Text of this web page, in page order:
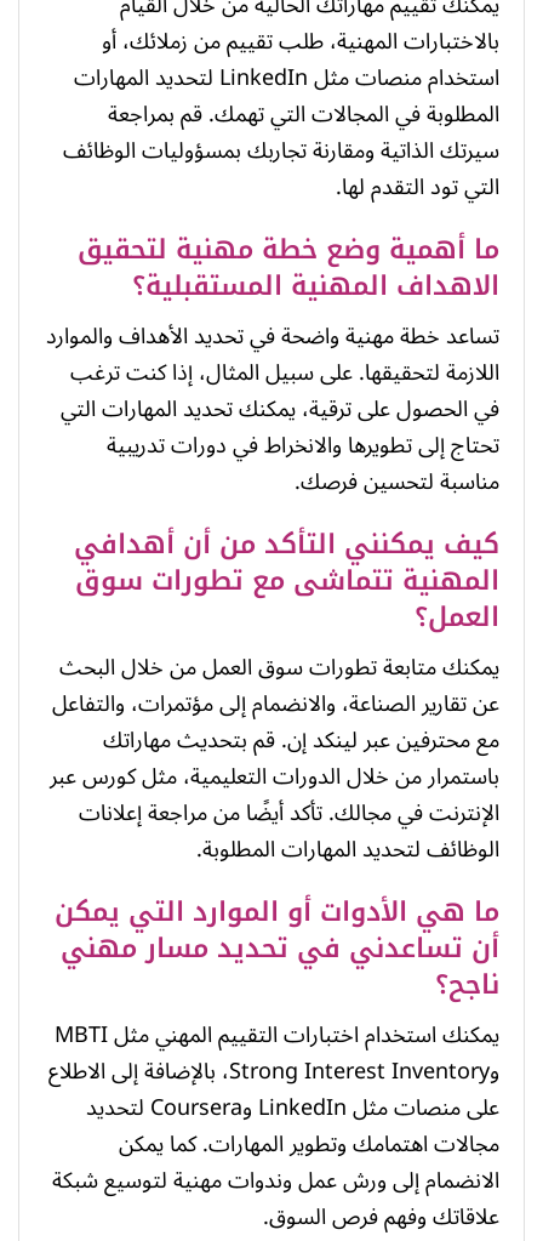
بالاختبارات المهنية، طلب تقييم من زملائك، أو
استخدام منصات مثل LinkedIn لتحديد المهارات
المطلوبة في المجالات التي تهمك. قم بمراجعة
سيرتك الذاتية ومقارنة تجاربك بمسؤوليات الوظائف
التي تود التقدم لها.
ما أهمية وضع خطة مهنية لتحقيق
الاهداف المهنية المستقبلية؟
تساعد خطة مهنية واضحة في تحديد الأهداف والموارد
اللازمة لتحقيقها. على سبيل المثال، إذا كنت ترغب
في الحصول على ترقية، يمكنك تحديد المهارات التي
تحتاج إلى تطويرها والانخراط في دورات تدريبية
مناسبة لتحسين فرصك.
كيف يمكنني التأكد من أن أهدافي
المهنية تتماشى مع تطورات سوق
العمل؟
يمكنك متابعة تطورات سوق العمل من خلال البحث
عن تقارير الصناعة، والانضمام إلى مؤتمرات، والتفاعل
مع محترفين عبر لينكد إن. قم بتحديث مهاراتك
باستمرار من خلال الدورات التعليمية، مثل كورس عبر
الإنترنت في مجالك. تأكد أيضًا من مراجعة إعلانات
الوظائف لتحديد المهارات المطلوبة.
ما هي الأدوات أو الموارد التي يمكن
أن تساعدني في تحديد مسار مهني
ناجح؟
يمكنك استخدام اختبارات التقييم المهني مثل MBTI
وStrong Interest Inventory، بالإضافة إلى الاطلاع
على منصات مثل LinkedIn وCoursera لتحديد
مجالات اهتمامك وتطوير المهارات. كما يمكن
الانضمام إلى ورش عمل وندوات مهنية لتوسيع شبكة
علاقاتك وفهم فرص السوق.